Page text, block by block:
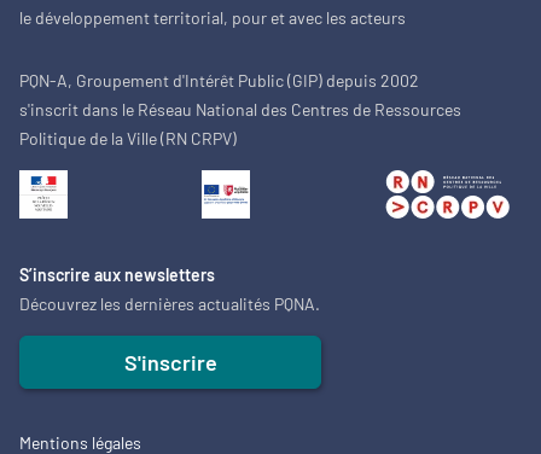
le développement territorial, pour et avec les acteurs
PQN-A, Groupement d'Intérêt Public (GIP) depuis 2002
s'inscrit dans le Réseau National des Centres de Ressources
Politique de la Ville (RN CRPV)
S’inscrire aux newsletters
Découvrez les dernières actualités PQNA.
S'inscrire
Mentions légales